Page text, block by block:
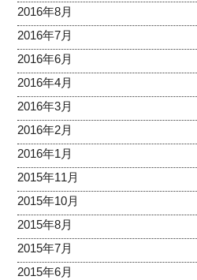
2016年8月
2016年7月
2016年6月
2016年4月
2016年3月
2016年2月
2016年1月
2015年11月
2015年10月
2015年8月
2015年7月
2015年6月